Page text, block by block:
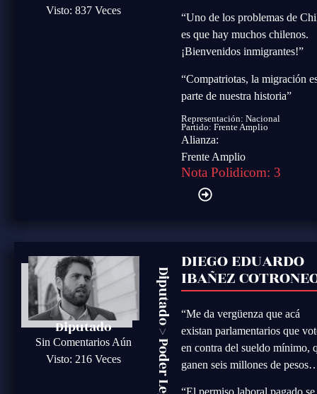
Visto: 837 Veces
“Uno de los problemas de
es que hay muchos chilenos.
¡Bienvenidos inmigrantes!”
“Compatriotas, la migración
parte de nuestra historia”
Representación: Nacional
Partido:Frente Amplio
Alianza:
Frente Amplio
Nota Polidicom: 3
Diputado
Sin Comentarios Aún
Visto: 216 Veces
Diputado
>
DIEGO EDUARDO
IBAÑEZ
“Me da vergüenza que acá
existan parlamentarios que
en contra del sueldo mínimo,
ganen seis millones de